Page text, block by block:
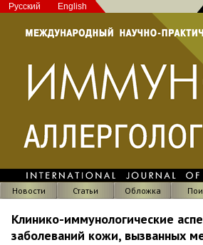
Русский English
Новости Статьи Обложка
Клинико-иммунологические
заболеваний кожи, вызванных